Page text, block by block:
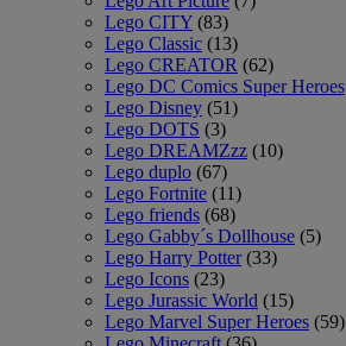
Lego CITY (83)
Lego Classic (13)
Lego CREATOR (62)
Lego DC Comics Super Heroes
Lego Disney (51)
Lego DOTS (3)
Lego DREAMZzz (10)
Lego duplo (67)
Lego Fortnite (11)
Lego friends (68)
Lego Gabby´s Dollhouse (5)
Lego Harry Potter (33)
Lego Icons (23)
Lego Jurassic World (15)
Lego Marvel Super Heroes (59)